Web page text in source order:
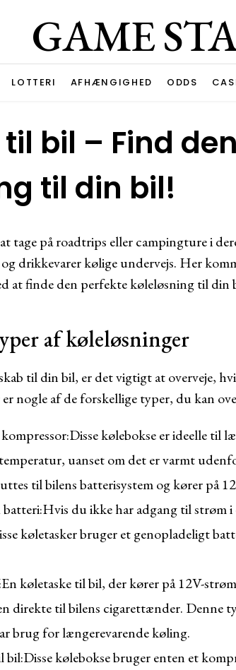
GAME
LOTTERI AFHÆNGIGHED ODDS
bil – Find
til din bil!
tage på roadtrips eller campingture i
drikkevarer kølige undervejs. Her
at finde den perfekte køleløsning til din
af køleløsninger
til din bil, er det vigtigt at overveje,
nogle af de forskellige typer, du kan
Disse kølebokse er ideelle til
uanset om det er varmt
til bilens batterisystem og kører på
Hvis du ikke har adgang til strøm
køletasker bruger et genopladeligt
En køletaske til bil, der kører på 12V-
direkte til bilens cigarettænder. Denne
brug for længerevarende køling.
bil:Disse kølebokse bruger enten et